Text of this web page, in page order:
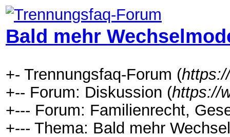
Bald mehr
+- Trennungsfaq-Forum (
+-- Forum: Diskussion (https://
+--- Forum: Familienrecht,
+--- Thema: Bald mehr